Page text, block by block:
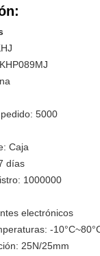
5000
Caja
días
1000000
electrónicos
-
25N/25mm